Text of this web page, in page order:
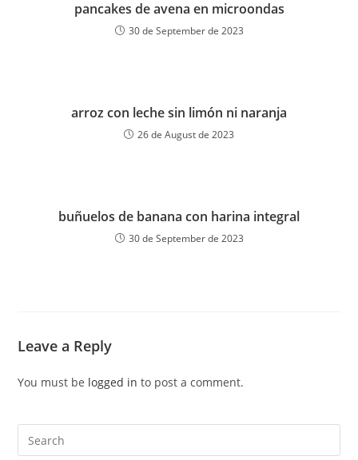
pancakes de avena en microondas
30 de September de 2023
arroz con leche sin limón ni naranja
26 de August de 2023
buñuelos de banana con harina integral
30 de September de 2023
Leave a Reply
You must be logged in to post a comment.